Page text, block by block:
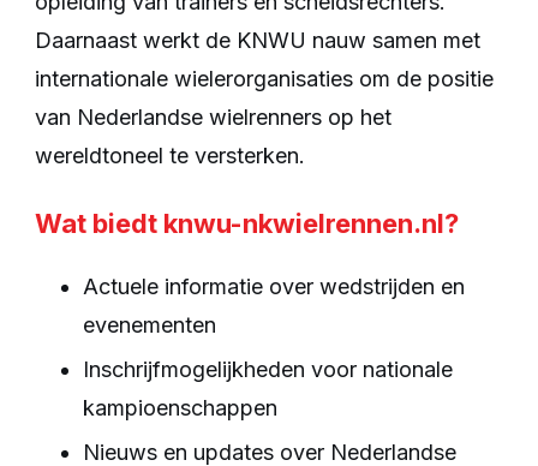
Daarnaast werkt de KNWU nauw samen met
internationale wielerorganisaties om de positie
van Nederlandse wielrenners op het
wereldtoneel te versterken.
Wat biedt knwu-nkwielrennen.nl?
Actuele informatie over wedstrijden en
evenementen
Inschrijfmogelijkheden voor nationale
kampioenschappen
Nieuws en updates over Nederlandse